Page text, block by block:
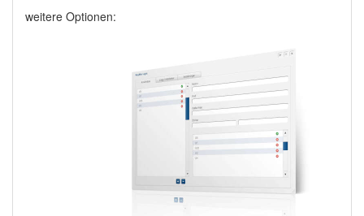
weitere Optionen: